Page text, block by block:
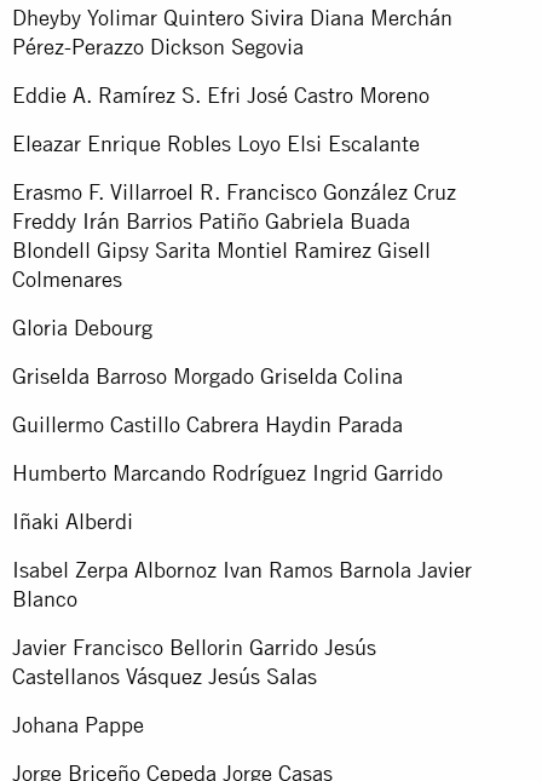
Dheyby Yolimar Quintero Sivira Diana Merchán
Pérez-Perazzo Dickson Segovia
Eddie A. Ramírez S. Efri José Castro Moreno
Eleazar Enrique Robles Loyo Elsi Escalante
Erasmo F. Villarroel R. Francisco González Cruz
Freddy Irán Barrios Patiño Gabriela Buada
Blondell Gipsy Sarita Montiel Ramirez Gisell
Colmenares
Gloria Debourg
Griselda Barroso Morgado Griselda Colina
Guillermo Castillo Cabrera Haydin Parada
Humberto Marcando Rodríguez Ingrid Garrido
Iñaki Alberdi
Isabel Zerpa Albornoz Ivan Ramos Barnola Javier
Blanco
Javier Francisco Bellorin Garrido Jesús
Castellanos Vásquez Jesús Salas
Johana Pappe
Jorge Briceño Cepeda Jorge Casas